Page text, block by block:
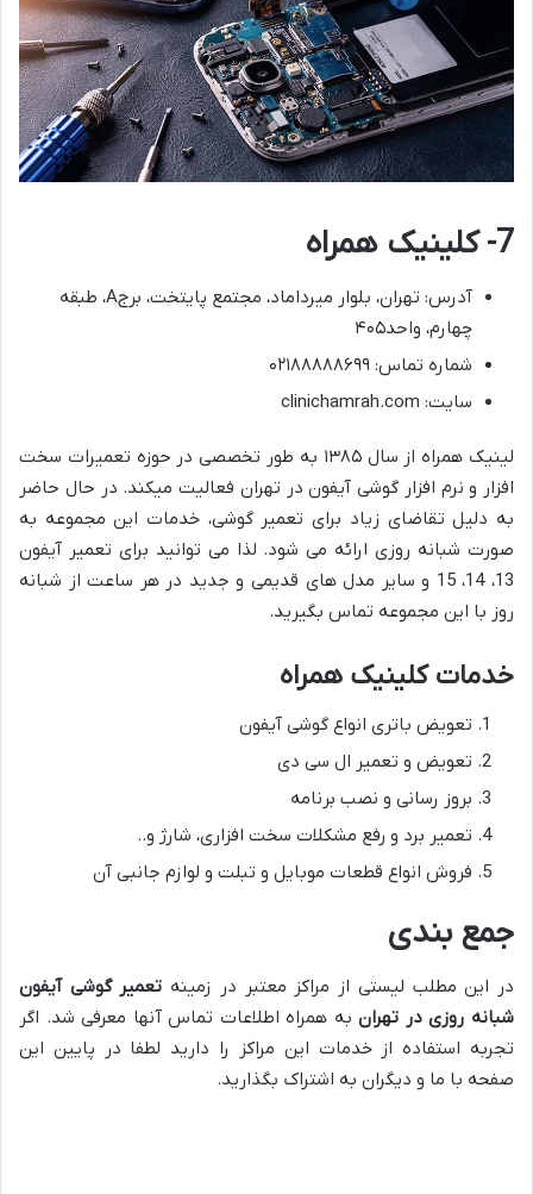
7- کلینیک همراه
آدرس: تهران، بلوار میرداماد، مجتمع پایتخت، برجA، طبقه
چهارم، واحد۴۰۵
شماره تماس: ۰۲۱۸۸۸۸۸۶۹۹
سایت: clinichamrah.com
لینیک همراه از سال ۱۳۸۵ به طور تخصصی در حوزه تعمیرات سخت
افزار و نرم افزار گوشی آیفون در تهران فعالیت میکند. در حال حاضر
به دلیل تقاضای زیاد برای تعمیر گوشی، خدمات این مجموعه به
صورت شبانه روزی ارائه می شود. لذا می توانید برای تعمیر آیفون
13، 14، 15 و سایر مدل های قدیمی و جدید در هر ساعت از شبانه
روز با این مجموعه تماس بگیرید.
خدمات کلینیک همراه
تعویض باتری انواع گوشی آیفون
تعویض و تعمیر ال سی دی
بروز رسانی و نصب برنامه
تعمیر برد و رفع مشکلات سخت افزاری، شارژ و..
فروش انواع قطعات موبایل و تبلت و لوازم جانبی آن
جمع بندی
در این مطلب لیستی از مراکز معتبر در زمینه تعمیر گوشی آیفون
شبانه روزی در تهرانبه همراه اطلاعات تماس آنها معرفی شد. اگر
تجربه استفاده از خدمات این مراکز را دارید لطفا در پایین این
صفحه با ما و دیگران به اشتراک بگذارید.